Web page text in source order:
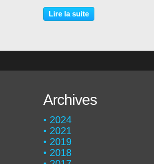
d'une étude réalisée en 2006 par un
groupe de professeurs exerçant à
Lire la suite
Archives
2024
2021
2019
2018